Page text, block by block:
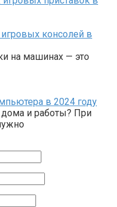
консолей в
на машинах — это
в 2024 году
и работы? При